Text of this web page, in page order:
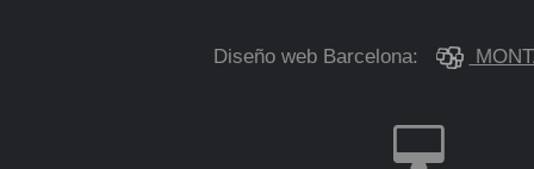
Diseño web Barcelona: